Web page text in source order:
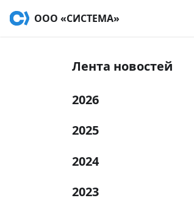
OOO «СИСТЕМА»
Лента новостей
2026
2025
2024
2023